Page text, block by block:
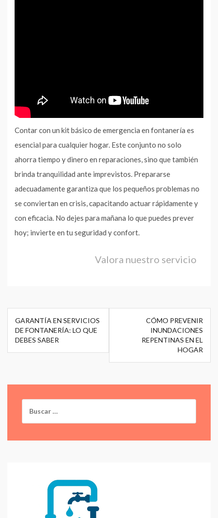
Contar con un kit básico de emergencia en fontanería es
esencial para cualquier hogar. Este conjunto no solo
ahorra tiempo y dinero en reparaciones, sino que también
brinda tranquilidad ante imprevistos. Prepararse
adecuadamente garantiza que los pequeños problemas no
se conviertan en crisis, capacitando actuar rápidamente y
con eficacia. No dejes para mañana lo que puedes prever
hoy; invierte en tu seguridad y confort.
Valora nuestro servicio
Navegación
de
entradas
GARANTÍA EN SERVICIOS
DE FONTANERÍA: LO QUE
DEBES SABER
CÓMO PREVENIR
INUNDACIONES
REPENTINAS EN EL
HOGAR